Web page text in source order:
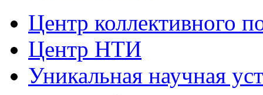
Центр коллективного
Центр НТИ
Уникальная научная